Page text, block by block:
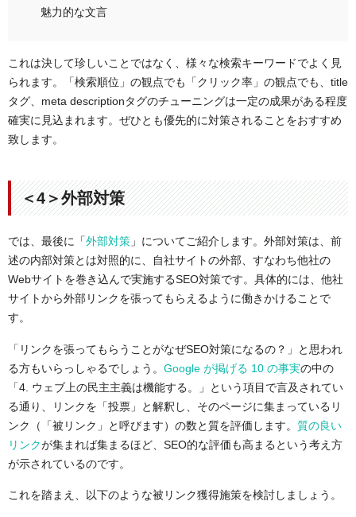
魅力的な文言
これは決して珍しいことではなく、様々な検索キーワードでよく見
られます。「検索順位」の観点でも「クリック率」の観点でも、title
タグ、meta descriptionタグのチューニングは一定の成果がある程度
確実に見込まれます。ぜひとも優先的に対策されることをおすすめ
致します。
＜4＞外部対策
では、最後に「外部対策 」についてご紹介します。外部対策は、前
述の内部対策とは対照的に、自社サイトの外部、すなわち他社の
Webサイトを巻き込んで実施するSEO対策です。具体的には、他社
サイトから外部リンクを張ってもらえるように働きかけることで
す。
「リンクを張ってもらうことがなぜSEO対策になるの？」と思われ
る方もいらっしゃるでしょう。 Google が掲げる 10 の事実の中の
「4. ウェブ上の民主主義は機能する。」という項目で言及されてい
る通り、リンクを「投票」と解釈し、そのページに集まっているリ
ンク（「被リンク」と呼びます）の数と質を評価します。 質の良い
リンクが集まれば集まるほど、SEO的な評価も高まるという考え方
が示されているのです。
これを踏まえ、以下のような被リンク獲得施策を検討しましょう。